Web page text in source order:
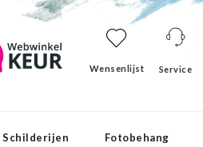
Wensenlijst Service
Schilderijen Fotobehang